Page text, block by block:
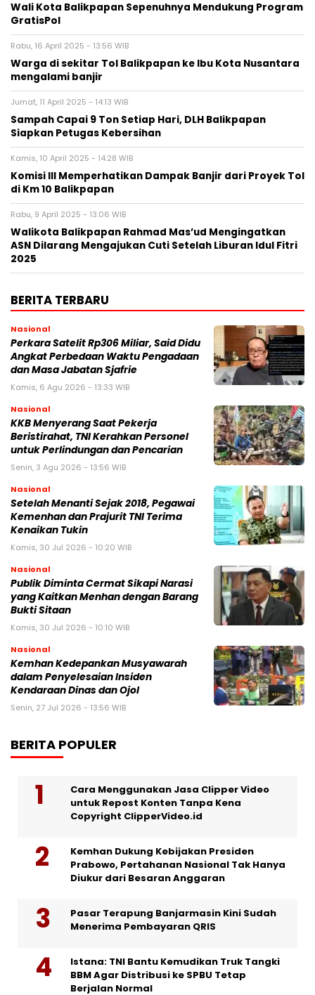
Wali Kota Balikpapan Sepenuhnya Mendukung Program
GratisPol
Rabu, 16 April 2025 - 13:56 WIB
Warga di sekitar Tol Balikpapan ke Ibu Kota Nusantara
mengalami banjir
Jumat, 11 April 2025 - 14:13 WIB
Sampah Capai 9 Ton Setiap Hari, DLH Balikpapan
Siapkan Petugas Kebersihan
Kamis, 10 April 2025 - 14:28 WIB
Komisi III Memperhatikan Dampak Banjir dari Proyek Tol
di Km 10 Balikpapan
Rabu, 9 April 2025 - 13:06 WIB
Walikota Balikpapan Rahmad Mas’ud Mengingatkan
ASN Dilarang Mengajukan Cuti Setelah Liburan Idul Fitri
2025
BERITA TERBARU
Nasional
Perkara Satelit Rp306 Miliar, Said Didu
Angkat Perbedaan Waktu Pengadaan
dan Masa Jabatan Sjafrie
Kamis, 6 Agu 2026 - 13:33 WIB
Nasional
KKB Menyerang Saat Pekerja
Beristirahat, TNI Kerahkan Personel
untuk Perlindungan dan Pencarian
Senin, 3 Agu 2026 - 13:56 WIB
Nasional
Setelah Menanti Sejak 2018, Pegawai
Kemenhan dan Prajurit TNI Terima
Kenaikan Tukin
Kamis, 30 Jul 2026 - 10:20 WIB
Nasional
Publik Diminta Cermat Sikapi Narasi
yang Kaitkan Menhan dengan Barang
Bukti Sitaan
Kamis, 30 Jul 2026 - 10:10 WIB
Nasional
Kemhan Kedepankan Musyawarah
dalam Penyelesaian Insiden
Kendaraan Dinas dan Ojol
Senin, 27 Jul 2026 - 13:56 WIB
BERITA POPULER
Cara Menggunakan Jasa Clipper Video
untuk Repost Konten Tanpa Kena
Copyright ClipperVideo.id
Kemhan Dukung Kebijakan Presiden
Prabowo, Pertahanan Nasional Tak Hanya
Diukur dari Besaran Anggaran
Pasar Terapung Banjarmasin Kini Sudah
Menerima Pembayaran QRIS
Istana: TNI Bantu Kemudikan Truk Tangki
BBM Agar Distribusi ke SPBU Tetap
Berjalan Normal